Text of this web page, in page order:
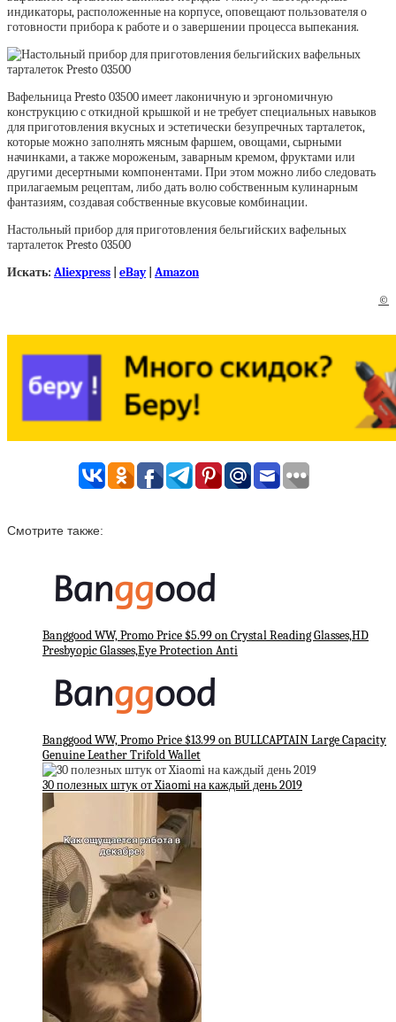
индикаторы, расположенные на корпусе, оповещают пользователя о
готовности прибора к работе и о завершении процесса выпекания.
Вафельница Presto 03500 имеет лаконичную и эргономичную
конструкцию с откидной крышкой и не требует специальных навыков
для приготовления вкусных и эстетически безупречных тарталеток,
которые можно заполнять мясным фаршем, овощами, сырными
начинками, а также мороженым, заварным кремом, фруктами или
другими десертными компонентами. При этом можно либо следовать
прилагаемым рецептам, либо дать волю собственным кулинарным
фантазиям, создавая собственные вкусовые комбинации.
Настольный прибор для приготовления бельгийских вафельных
тарталеток Presto 03500
Искать: Aliexpress eBay| Amazon
©
Смотрите также:
Banggood WW, Promo Price $5.99 on Crystal Reading Glasses,HD
Presbyopic Glasses,Eye Protection Anti
Banggood WW, Promo Price $13.99 on BULLCAPTAIN Large Capacity
Genuine Leather Trifold Wallet
30 полезных штук от Xiaomi на каждый день 2019